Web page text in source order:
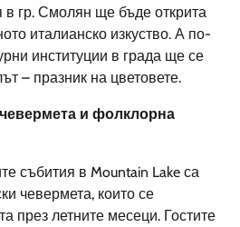
в гр. Смолян ще бъде открита
италианско изкуство. А по-
институции в града ще се
– празник на цветовете.
и фолклорна
събития в Mountain Lake са
чевермета, които се
през летните месеци. Гостите